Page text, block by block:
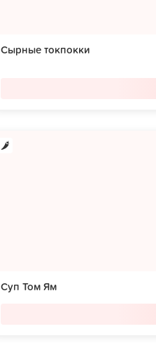
Сырные токпокки
Суп Том Ям